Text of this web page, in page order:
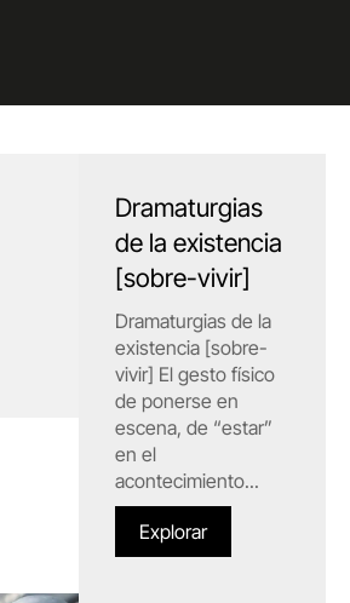
Dramaturgias
de la existencia
[sobre-vivir]
Dramaturgias de la
existencia [sobre-
vivir] El gesto físico
de ponerse en
escena, de “estar”
en el
acontecimiento...
Explorar